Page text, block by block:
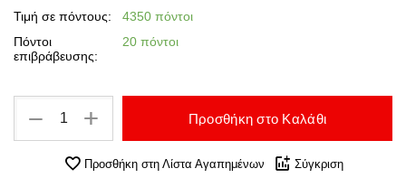
Τιμή σε πόντους:
4350 πόντοι
Πόντοι
επιβράβευσης:
20 πόντοι
+
− Προσθήκη στο Καλάθι
Προσθήκη στη Λίστα Αγαπημένων Σύγκριση